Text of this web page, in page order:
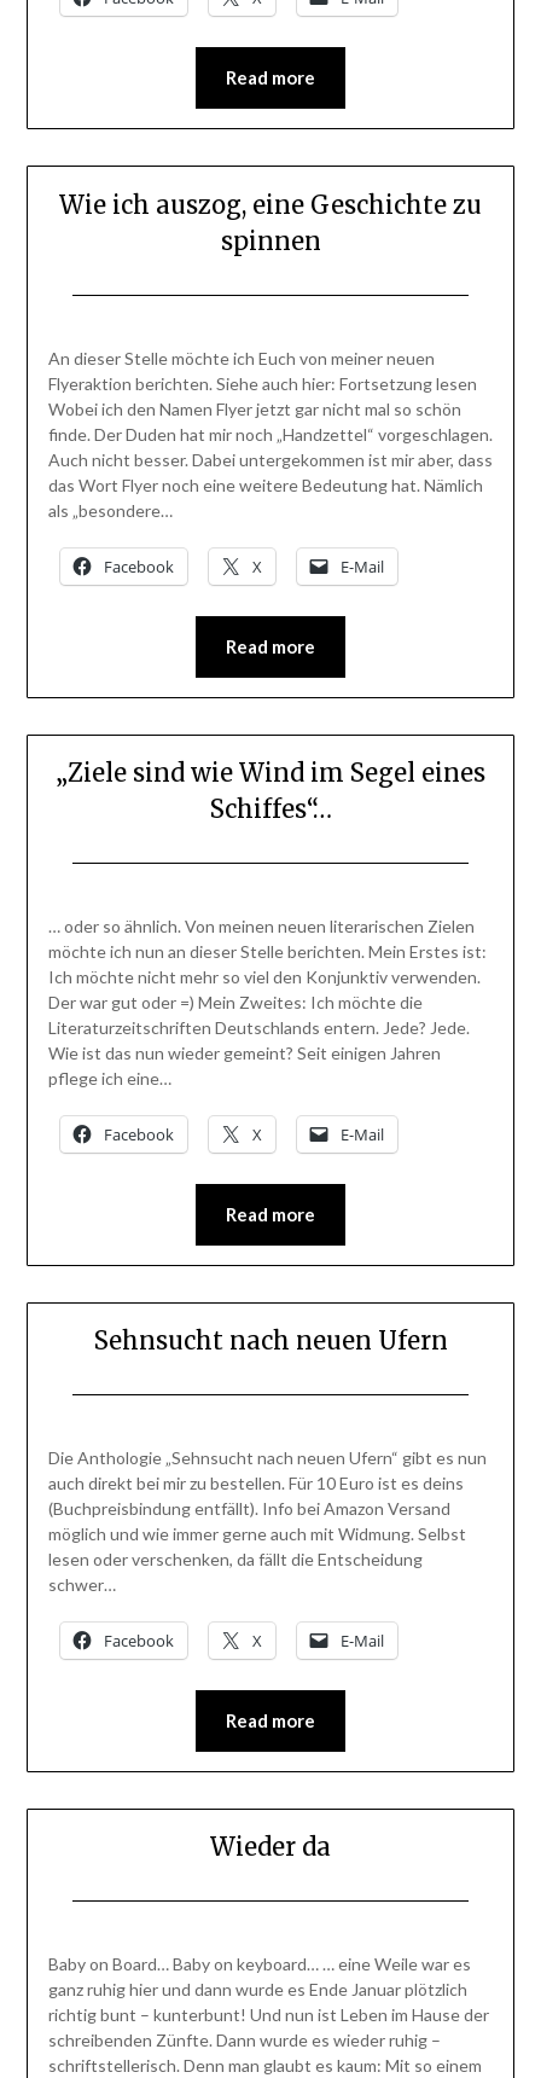
Read more
Wie ich auszog, eine Geschichte zu
spinnen
14.
Juli
2015
An dieser Stelle möchte ich Euch von meiner neuen
Flyeraktion berichten. Siehe auch hier: Fortsetzung lesen
Wobei ich den Namen Flyer jetzt gar nicht mal so schön
finde. Der Duden hat mir noch „Handzettel“ vorgeschlagen.
Auch nicht besser. Dabei untergekommen ist mir aber, dass
das Wort Flyer noch eine weitere Bedeutung hat. Nämlich
als „besondere…
Facebook X E-Mail
Read more
„Ziele sind wie Wind im Segel eines
Schiffes“…
22.
Juni
2015
… oder so ähnlich. Von meinen neuen literarischen Zielen
möchte ich nun an dieser Stelle berichten. Mein Erstes ist:
Ich möchte nicht mehr so viel den Konjunktiv verwenden.
Der war gut oder =) Mein Zweites: Ich möchte die
Literaturzeitschriften Deutschlands entern. Jede? Jede.
Wie ist das nun wieder gemeint? Seit einigen Jahren
pflege ich eine…
Facebook X E-Mail
Read more
Sehnsucht nach neuen Ufern
8.
April
2015
Die Anthologie „Sehnsucht nach neuen Ufern“ gibt es nun
auch direkt bei mir zu bestellen. Für 10 Euro ist es deins
(Buchpreisbindung entfällt). Info bei Amazon Versand
möglich und wie immer gerne auch mit Widmung. Selbst
lesen oder verschenken, da fällt die Entscheidung
schwer…
Facebook X E-Mail
Read more
Wieder da
16.
März
2015
Baby on Board… Baby on keyboard… … eine Weile war es
ganz ruhig hier und dann wurde es Ende Januar plötzlich
richtig bunt – kunterbunt! Und nun ist Leben im Hause der
schreibenden Zünfte. Dann wurde es wieder ruhig –
schriftstellerisch. Denn man glaubt es kaum: Mit so einem